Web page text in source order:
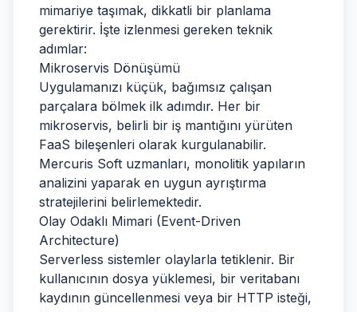
mimariye taşımak, dikkatli bir planlama
gerektirir. İşte izlenmesi gereken teknik
adımlar:
Mikroservis Dönüşümü
Uygulamanızı küçük, bağımsız çalışan
parçalara bölmek ilk adımdır. Her bir
mikroservis, belirli bir iş mantığını yürüten
FaaS bileşenleri olarak kurgulanabilir.
Mercuris Soft uzmanları, monolitik yapıların
analizini yaparak en uygun ayrıştırma
stratejilerini belirlemektedir.
Olay Odaklı Mimari (Event-Driven
Architecture)
Serverless sistemler olaylarla tetiklenir. Bir
kullanıcının dosya yüklemesi, bir veritabanı
kaydının güncellenmesi veya bir HTTP isteği,